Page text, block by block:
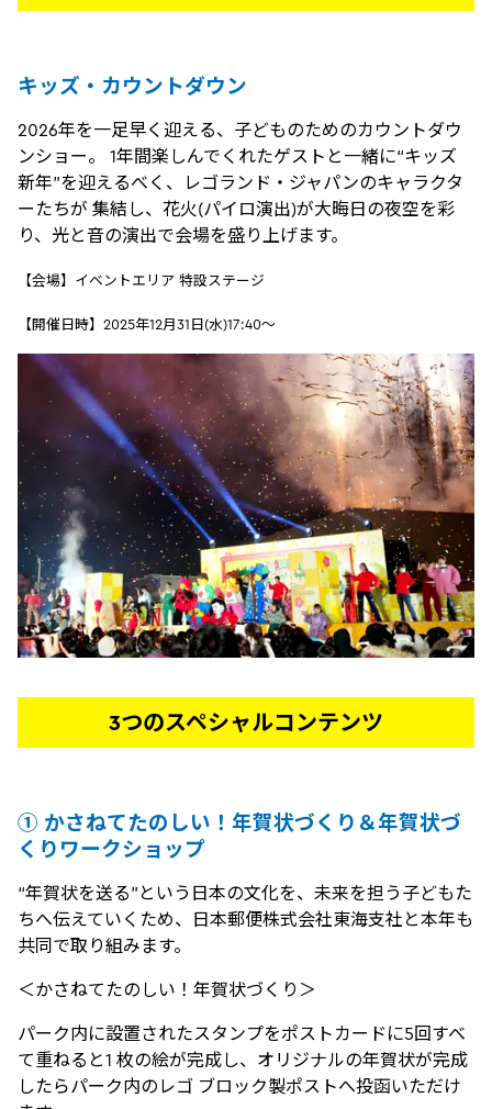
キッズ・カウントダウン
2026年を一足早く迎える、子どものためのカウントダウ
ンショー。 1年間楽しんでくれたゲストと一緒に“キッズ
新年”を迎えるべく、レゴランド・ジャパンのキャラクタ
ーたちが 集結し、花火(パイロ演出)が大晦日の夜空を彩
り、光と音の演出で会場を盛り上げます。
【会場】イベントエリア 特設ステージ
【開催日時】2025年12月31日(水)17:40～
3つのスペシャルコンテンツ
① かさねてたのしい！年賀状づくり＆年賀状づ
くりワークショップ
“年賀状を送る”という日本の文化を、未来を担う子どもた
ちへ伝えていくため、日本郵便株式会社東海支社と本年も
共同で取り組みます。
＜かさねてたのしい！年賀状づくり＞
パーク内に設置されたスタンプをポストカードに5回すべ
て重ねると1 枚の絵が完成し、オリジナルの年賀状が完成
したらパーク内のレゴ ブロック製ポストへ投函いただけ